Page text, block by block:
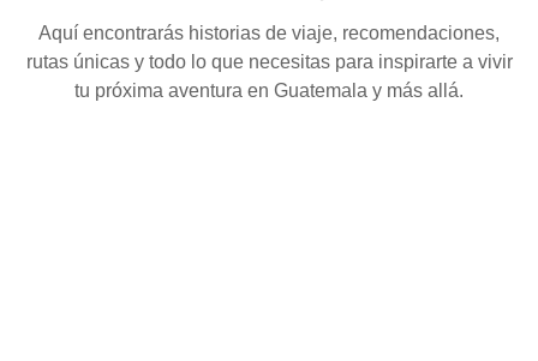
Aquí encontrarás historias de viaje, recomendaciones,
rutas únicas y todo lo que necesitas para inspirarte a vivir
tu próxima aventura en Guatemala y más allá.